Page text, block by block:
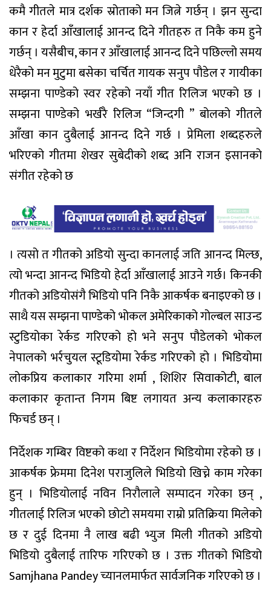
कमै गीतले मात्र दर्शक स्रोताको मन जित्ने गर्छन् । झन सुन्दा
कान र हेर्दा आँखालाई आनन्द दिने गीतहरु त निकै कम हुने
गर्छन् । यसैबीच, कान र आँखालाई आनन्द दिने पछिल्लो समय
धेरैको मन मुटुमा बसेका चर्चित गायक सनुप पौडेल र गायीका
सम्झना पाण्डेको स्वर रहेको नयाँ गीत रिलिज भएको छ ।
सम्झना पाण्डेको भर्खरै रिलिज “जिन्दगी ” बोलको गीतले
आँखा कान दुबैलाई आनन्द दिने गर्छ । प्रेमिला शब्दहरुले
भरिएको गीतमा शेखर सुबेदीको शब्द अनि राजन इसानको
संगीत रहेको छ
। त्यसो त गीतको अडियो सुन्दा कानलाई जति आनन्द मिल्छ,
त्यो भन्दा आनन्द भिडियो हेर्दा आँखालाई आउने गर्छ। किनकी
गीतको अडियोसंगै भिडियो पनि निकै आकर्षक बनाइएको छ ।
साथै यस सम्झना पाण्डेको भोकल अमेरिकाको गोल्बल साउन्ड
स्टुडियोका रेर्कड गरिएको हो भने सनुप पौडेलको भोकल
नेपालको भर्रचुयल स्टूडियोमा रेर्कड गरिएको हो । भिडियोमा
लोकप्रिय कलाकार गरिमा शर्मा , शिशिर सिवाकोटी, बाल
कलाकार कृतान्त निगम बिष्ट लगायत अन्य कलाकारहरु
फिचर्ड छन् ।
निर्देशक गम्बिर विष्टको कथा र निर्देशन भिडियोमा रहेको छ ।
आकर्षक फ्रेममा दिनेश पराजुलिले भिडियो खिच्ने काम गरेका
हुन् । भिडियोलाई नविन निरौलाले सम्पादन गरेका छन् ,
गीतलाई रिलिज भएको छोटो समयमा राम्रो प्रतिक्रिया मिलेको
छ र दुई दिनमा नै लाख बढी भ्युज मिली गीतको अडियो
भिडियो दुबैलाई तारिफ गरिएको छ । उक्त गीतको भिडियो
Samjhana Pandey च्यानलमार्फत सार्वजनिक गरिएको छ ।